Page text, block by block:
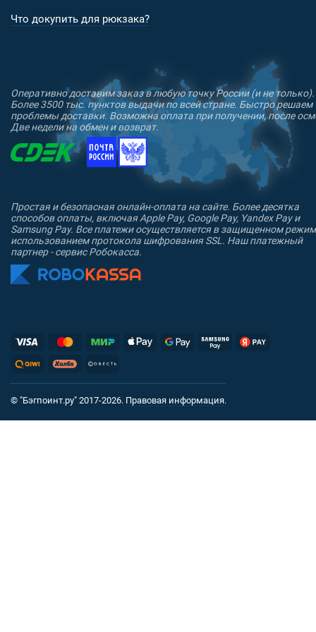
материала и поделен на две секции для удобства в
распределении содержимого.
Что докупить для рюкзака?
Оперативно доставим заказ в любую точку России (и не только).
Более 3500 тыс. пунктов выдачи по всей стране. Быстро решаем
проблемы доставки. Возможна оплата при получении, после
Две недели на обмен и возврат.
Простая и безопасная онлайн-оплата на сайте. Более десятка
способов оплаты, включая Apple Pay, Google Pay, Yandex Pay и
Samsung Pay. Все платежи осуществляется в защищенном
использованием протокола шифрования SSL. Наш платежный
партнер - сервис Робокасса.
© "Бэгпоинт.ру" 2017-2026. Правовая информация.